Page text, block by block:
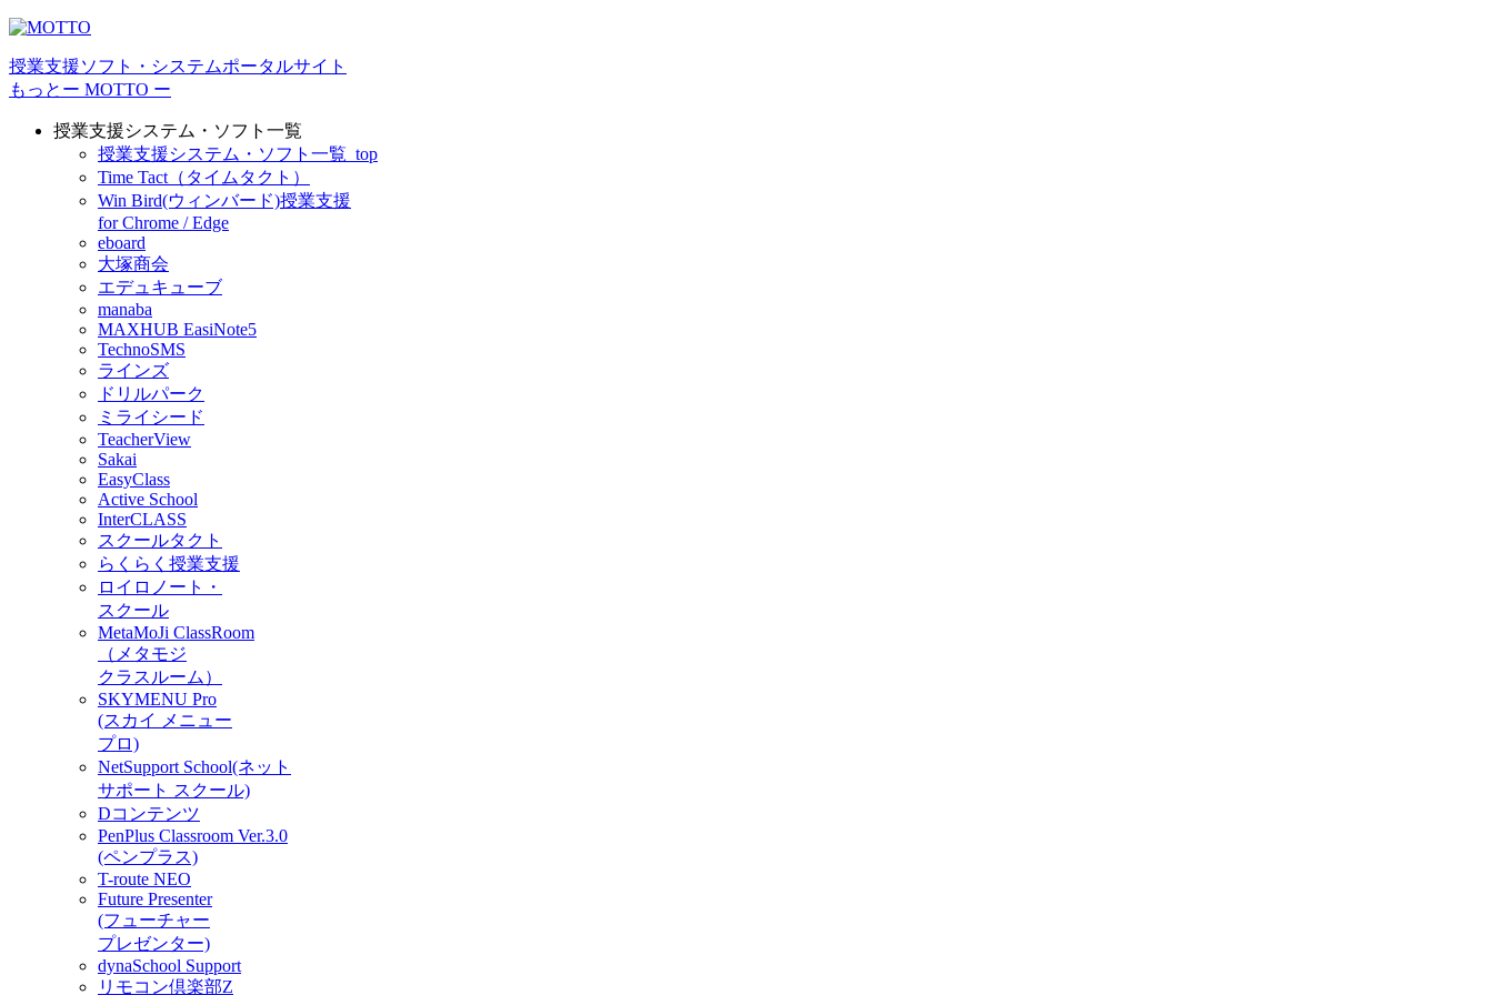
授業⽀援ソフト・システムポータルサイト
もっとー MOTTO ー
授業支援システム・ソフト一覧
授業支援システム・ソフト一覧_top
Time Tact（タイムタクト）
Win Bird(ウィンバード)授業支援
for Chrome / Edge
eboard
大塚商会
エデュキューブ
manaba
MAXHUB EasiNote5
TechnoSMS
ラインズ
ドリルパーク
ミライシード
TeacherView
Sakai
EasyClass
Active School
InterCLASS
スクールタクト
らくらく授業支援
ロイロノート・
スクール
MetaMoJi ClassRoom
（メタモジ
クラスルーム）
SKYMENU Pro
(スカイ メニュー
プロ)
NetSupport School(ネット
サポート スクール)
Dコンテンツ
PenPlus Classroom Ver.3.0
(ペンプラス)
T-route NEO
Future Presenter
(フューチャー
プレゼンター)
dynaSchool Support
リモコン倶楽部Z